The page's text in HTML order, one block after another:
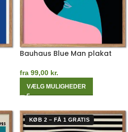
Bauhaus Blue Man plakat
fra 99,00 kr.
VÆLG MULIGHEDER
KØB 2 – FÅ 1 GRATIS